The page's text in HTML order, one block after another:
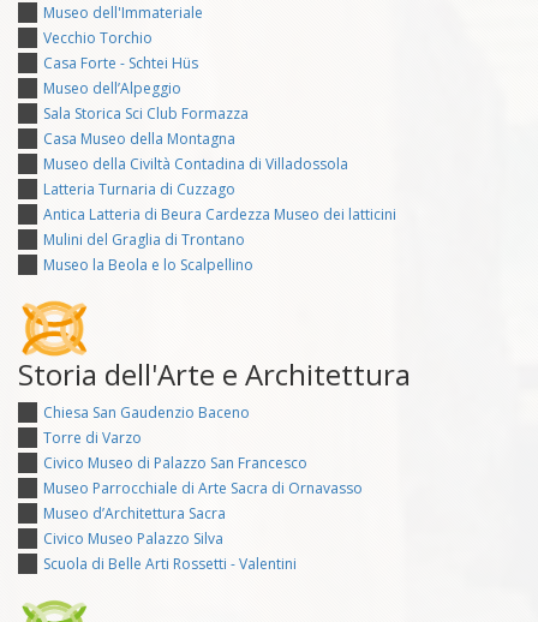
Museo dell'Immateriale
Vecchio Torchio
Casa Forte - Schtei Hüs
Museo dell’Alpeggio
Sala Storica Sci Club Formazza
Casa Museo della Montagna
Museo della Civiltà Contadina di Villadossola
Latteria Turnaria di Cuzzago
Antica Latteria di Beura Cardezza Museo dei latticini
Mulini del Graglia di Trontano
Museo la Beola e lo Scalpellino
Storia dell'Arte e Architettura
Chiesa San Gaudenzio Baceno
Torre di Varzo
Civico Museo di Palazzo San Francesco
Museo Parrocchiale di Arte Sacra di Ornavasso
Museo d’Architettura Sacra
Civico Museo Palazzo Silva
Scuola di Belle Arti Rossetti - Valentini